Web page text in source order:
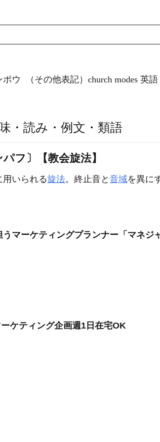
ポウ （その他表記）church modes 英語
・読み・例文・類語
フ〕【教会旋法】
用いられる旋法。終止音と 音域を異に
マーケティングプランナー「マネジ
ケティング企画週1日在宅OK